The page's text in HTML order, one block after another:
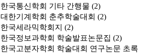
한국통신학회 기타 간행물 (2)
대한기계학회 춘추학술대회 (2)
한국세라믹학회지 (2)
한국정보과학회 학술발표논문집 (2)
한국고분자학회 학술대회 연구논문 초록